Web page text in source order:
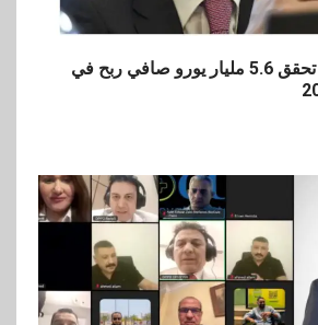
إنتيسا سان باولو تحقق 5.6 مليار يورو صافي ربح في